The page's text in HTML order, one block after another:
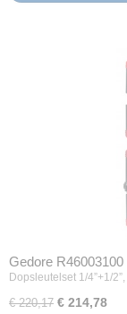
Gedore R46003100
Dopsleutelset 1/4”+1/
€ 220,17 € 214,78